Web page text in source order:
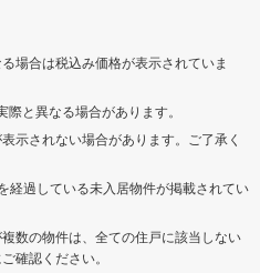
場合は税込み価格が表示されていま
と異なる場合があります。
示されない場合があります。ご了承く
経過している未入居物件が掲載されてい
数の物件は、全ての住戸に該当しない
確認ください。